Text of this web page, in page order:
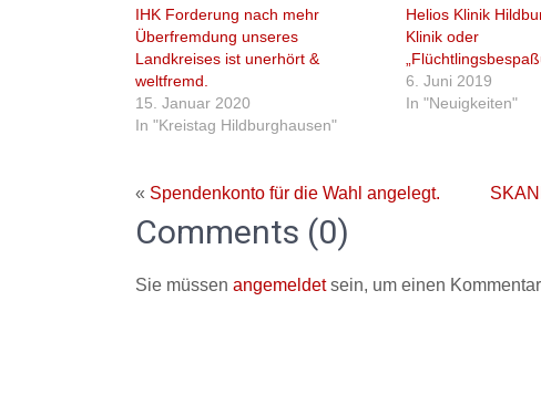
IHK Forderung nach mehr
Überfremdung unseres
Landkreises ist unerhört &
weltfremd.
15. Januar 2020
In "Kreistag Hildburghausen"
Helios Klinik
Klinik oder
6. Juni 2019
In "Neuigkeiten"
« Spendenkonto für die Wahl angelegt.
Comments (0)
Sie müssen angemeldetsein, um einen